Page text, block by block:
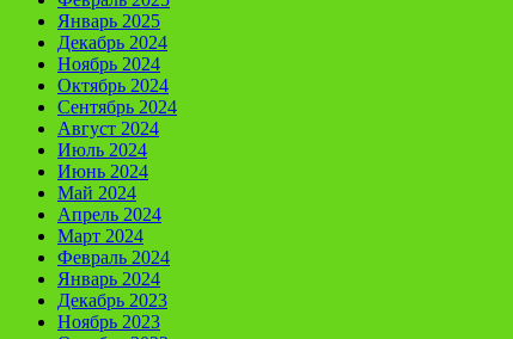
Январь 2025
Декабрь 2024
Ноябрь 2024
Октябрь 2024
Сентябрь 2024
Август 2024
Июль 2024
Июнь 2024
Май 2024
Апрель 2024
Март 2024
Февраль 2024
Январь 2024
Декабрь 2023
Ноябрь 2023